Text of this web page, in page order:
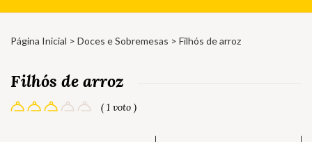
Página Inicial > Doces e Sobremesas > Filhós de arroz
Filhós de arroz
( 1 voto )